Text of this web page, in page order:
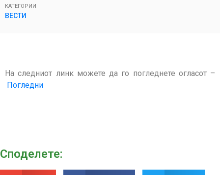
КАТЕГОРИИ
ВЕСТИ
На следниот линк можете да го погледнете огласот –
Погледни
Споделeте: